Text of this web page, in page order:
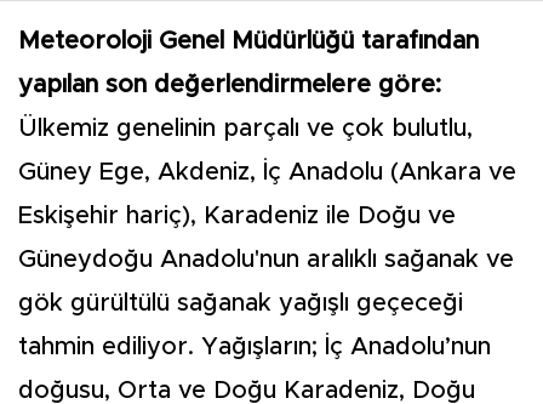
Meteoroloji Genel Müdürlüğü tarafından
yapılan son değerlendirmelere göre:
Ülkemiz genelinin parçalı ve çok bulutlu,
Güney Ege, Akdeniz, İç Anadolu (Ankara ve
Eskişehir hariç), Karadeniz ile Doğu ve
Güneydoğu Anadolu'nun aralıklı sağanak ve
gök gürültülü sağanak yağışlı geçeceği
tahmin ediliyor. Yağışların; İç Anadolu’nun
doğusu, Orta ve Doğu Karadeniz, Doğu